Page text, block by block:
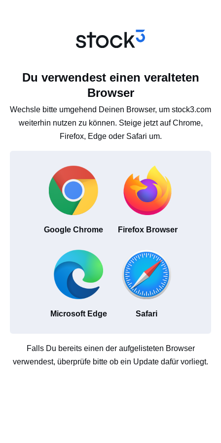
Du verwendest einen veralteten
Browser
Wechsle bitte umgehend Deinen Browser, um stock3.com
weiterhin nutzen zu können. Steige jetzt auf Chrome,
Firefox, Edge oder Safari um.
Google Chrome Firefox Browser
Microsoft Edge Safari
Falls Du bereits einen der aufgelisteten Browser
verwendest, überprüfe bitte ob ein Update dafür vorliegt.